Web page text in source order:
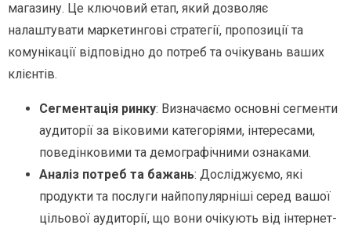
магазину. Це ключовий етап, який дозволяє
налаштувати маркетингові стратегії, пропозиції та
комунікації відповідно до потреб та очікувань ваших
клієнтів.
Сегментація ринку: Визначаємо основні сегменти
аудиторії за віковими категоріями, інтересами,
поведінковими та демографічними ознаками.
Аналіз потреб та бажань: Досліджуємо, які
продукти та послуги найпопулярніші серед вашої
цільової аудиторії, що вони очікують від інтернет-